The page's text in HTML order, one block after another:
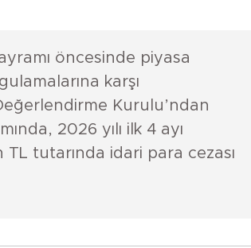
öncesinde piyasa
karşı
Kurulu’ndan
2026 yılı ilk 4 ayı
tutarında idari para cezası